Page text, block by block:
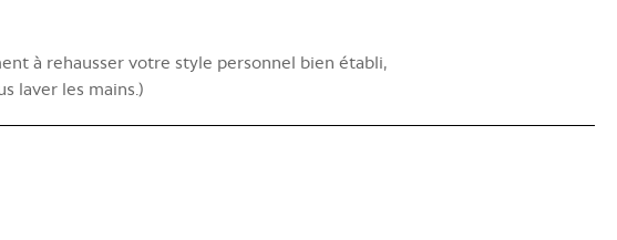
à rehausser votre style personnel bien établi,
laver les mains.)